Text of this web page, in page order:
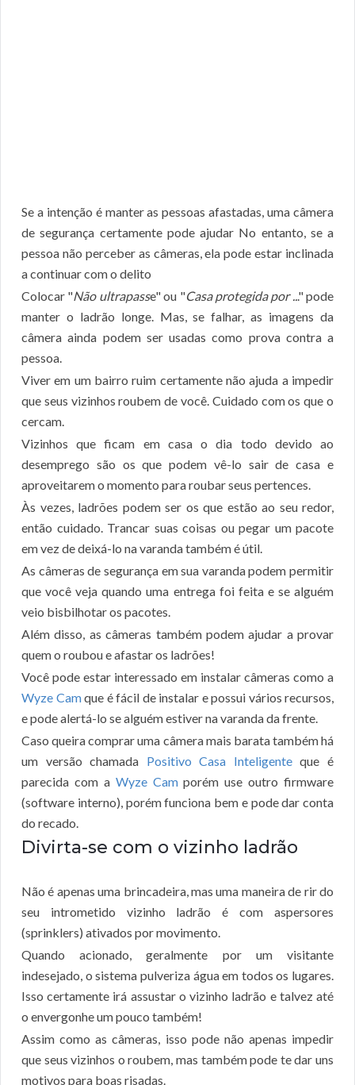
Se a intenção é manter as pessoas afastadas, uma câmera
de segurança certamente pode ajudar No entanto, se a
pessoa não perceber as câmeras, ela pode estar inclinada
a continuar com o delito
Colocar "Não ultrapasse" ou "Casa protegida por ..." pode
manter o ladrão longe. Mas, se falhar, as imagens da
câmera ainda podem ser usadas como prova contra a
pessoa.
Viver em um bairro ruim certamente não ajuda a impedir
que seus vizinhos roubem de você. Cuidado com os que o
cercam.
Vizinhos que ficam em casa o dia todo devido ao
desemprego são os que podem vê-lo sair de casa e
aproveitarem o momento para roubar seus pertences.
Às vezes, ladrões podem ser os que estão ao seu redor,
então cuidado. Trancar suas coisas ou pegar um pacote
em vez de deixá-lo na varanda também é útil.
As câmeras de segurança em sua varanda podem permitir
que você veja quando uma entrega foi feita e se alguém
veio bisbilhotar os pacotes.
Além disso, as câmeras também podem ajudar a provar
quem o roubou e afastar os ladrões!
Você pode estar interessado em instalar câmeras como a
Wyze Camque é fácil de instalar e possui vários recursos,
e pode alertá-lo se alguém estiver na varanda da frente.
Caso queira comprar uma câmera mais barata também há
um versão chamada Positivo Casa Inteligenteque é
parecida com a Wyze Camporém use outro firmware
(software interno), porém funciona bem e pode dar conta
do recado.
Divirta-se com o vizinho ladrão
Não é apenas uma brincadeira, mas uma maneira de rir do
seu intrometido vizinho ladrão é com aspersores
(sprinklers) ativados por movimento.
Quando acionado, geralmente por um visitante
indesejado, o sistema pulveriza água em todos os lugares.
Isso certamente irá assustar o vizinho ladrão e talvez até
o envergonhe um pouco também!
Assim como as câmeras, isso pode não apenas impedir
que seus vizinhos o roubem, mas também pode te dar uns
motivos para boas risadas.